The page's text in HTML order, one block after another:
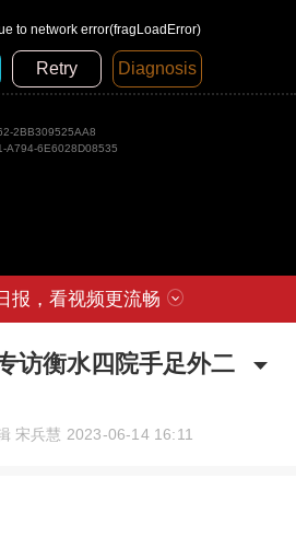
to network error(fragLoadError)
Retry Diagnosis
2BB309525AA8
A794-6E6028D08535
报，看视频更流畅
访衡水四院手足外二
宋兵慧 2023-06-14 16:11